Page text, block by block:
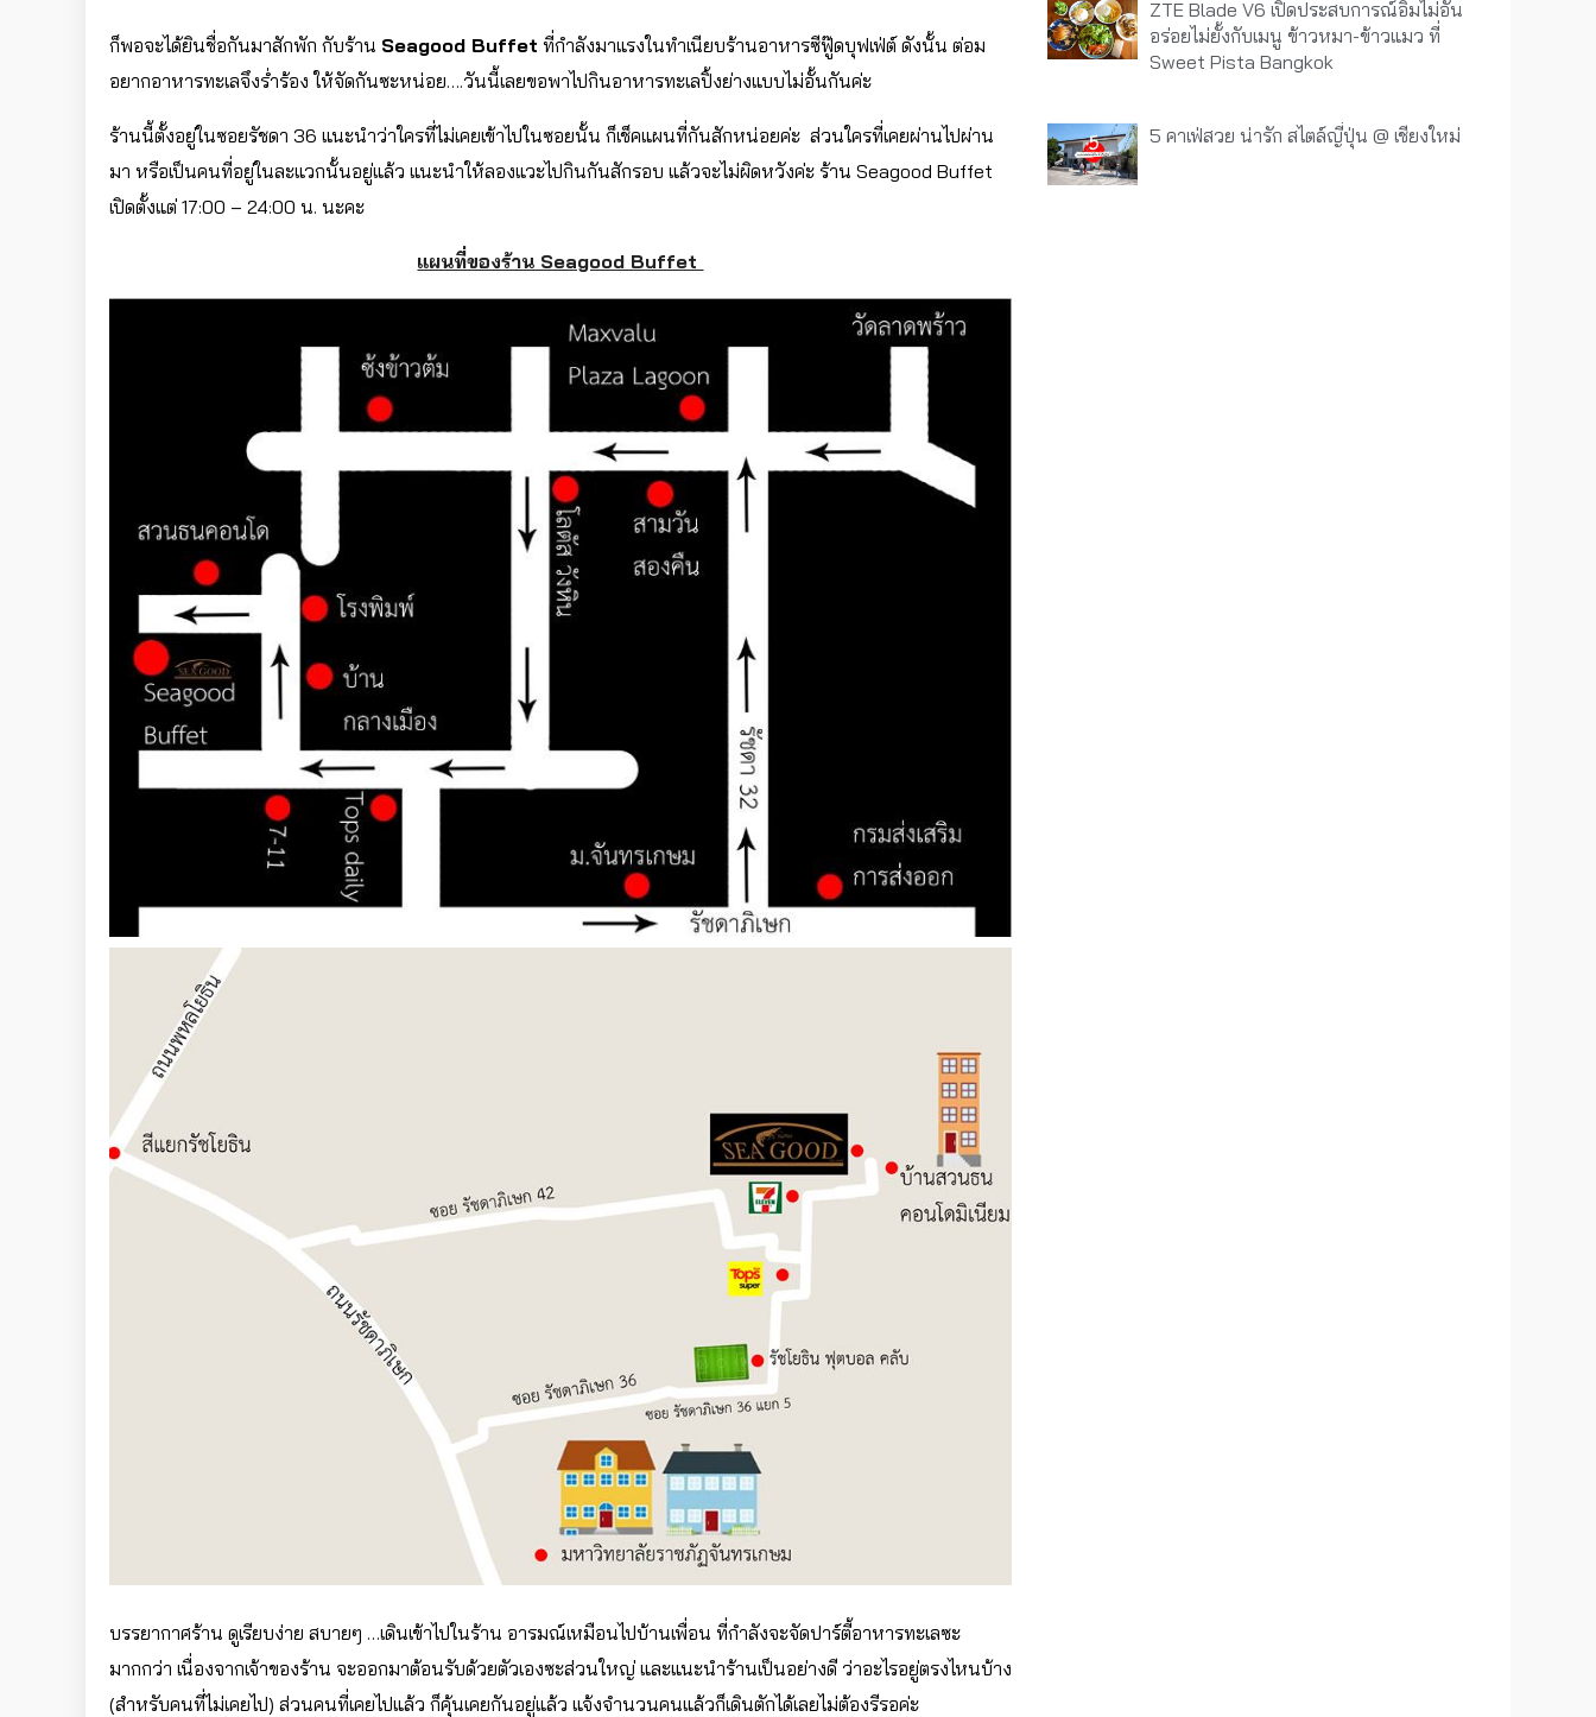
ก็พอจะได้ยินชื่อกันมาสักพัก กับร้าน Seagood Buffet ที่กำลังมาแรงในทำเนียบร้านอาหารซีฟู๊ดบุฟเฟ่ต์ ดังนั้น ต่อม
อยากอาหารทะเลจึงร่ำร้อง ให้จัดกันซะหน่อย….วันนี้เลยขอพาไปกินอาหารทะเลปิ้งย่างแบบไม่อั้นกันค่ะ
ร้านนี้ตั้งอยู่ในซอยรัชดา 36 แนะนำว่าใครที่ไม่เคยเข้าไปในซอยนั้น ก็เช็คแผนที่กันสักหน่อยค่ะ ส่วนใครที่เคยผ่านไปผ่าน
มา หรือเป็นคนที่อยู่ในละแวกนั้นอยู่แล้ว แนะนำให้ลองแวะไปกินกันสักรอบ แล้วจะไม่ผิดหวังค่ะ ร้าน Seagood Buffet
เปิดตั้งแต่ 17:00 – 24:00 น. นะคะ
แผนที่ของร้าน Seagood Buffet
บรรยากาศร้าน ดูเรียบง่าย สบายๆ …เดินเข้าไปในร้าน อารมณ์เหมือนไปบ้านเพื่อน ที่กำลังจะจัดปาร์ตี้อาหารทะเลซะ
มากกว่า เนื่องจากเจ้าของร้าน จะออกมาต้อนรับด้วยตัวเองซะส่วนใหญ่ และแนะนำร้านเป็นอย่างดี ว่าอะไรอยู่ตรงไหนบ้าง
(สำหรับคนที่ไม่เคยไป) ส่วนคนที่เคยไปแล้ว ก็คุ้นเคยกันอยู่แล้ว แจ้งจำนวนคนแล้วก็เดินตักได้เลยไม่ต้องรีรอค่ะ
ZTE Blade V6 เปิดประสบการณ์อิ่มไม่อั้น
อร่อยไม่ยั้งกับเมนู ข้าวหมา-ข้าวแมว ที่
Sweet Pista Bangkok
5 คาเฟ่สวย น่ารัก สไตล์ญี่ปุ่น @ เชียงใหม่